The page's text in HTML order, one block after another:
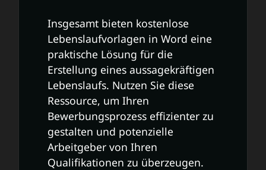
Insgesamt bieten kostenlose
Lebenslaufvorlagen in Word eine
praktische Lösung für die
Erstellung eines aussagekräftigen
Lebenslaufs. Nutzen Sie diese
Ressource, um Ihren
Bewerbungsprozess effizienter zu
gestalten und potenzielle
Arbeitgeber von Ihren
Qualifikationen zu überzeugen.